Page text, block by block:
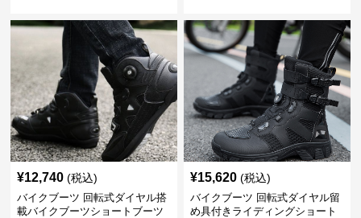
¥12,740 (税込)
バイクブーツ 回転式ダイヤル搭
載バイクブーツショートブーツ
¥15,620 (税込)
バイクブーツ 回転式ダイヤル留
め具付きライディングショート